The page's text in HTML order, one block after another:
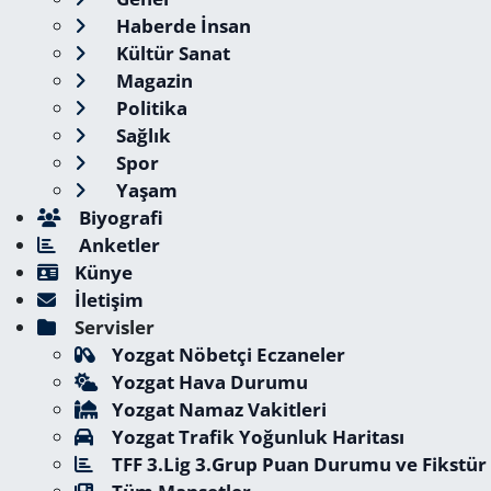
Haberde İnsan
Kültür Sanat
Magazin
Politika
Sağlık
Spor
Yaşam
Biyografi
Anketler
Künye
İletişim
Servisler
Yozgat Nöbetçi Eczaneler
Yozgat Hava Durumu
Yozgat Namaz Vakitleri
Yozgat Trafik Yoğunluk Haritası
TFF 3.Lig 3.Grup Puan Durumu ve Fikstür